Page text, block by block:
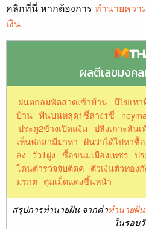
คลิกที่นี่ หากต้องการ ทำนายควา
เงิน
ผลตีเลขมงค
ฝนตกลมพัดสาดเข้าบ้าน มีไข่เห
บ้าน ฟันบนหลุด1ซี่ล่าง1ซี่
ประตู2ข้างเปิดแง้ม ปลิงเกาะส้นเ
เห็นพ่อสามีมาหา ฝันว่าได้ไปหาซื้
ลง วัว1ฝูง ซื้อขนมเมืองเพชร ป
โดนตำรวจจับติดค ตัวเงินตัวทอง
มรกต ตุ่มเม็ดแดงขึ้นหน้า
สรุปการทำนายฝัน จากคำทำนายฝั
ในรอบ